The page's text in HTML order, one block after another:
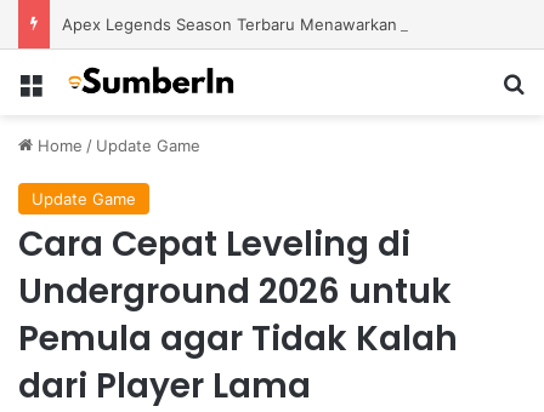
Menu
Home / Update Game
Update Game
Cara Cepat Leveling di
Underground 2026 untuk
Pemula agar Tidak Kalah
dari Player Lama